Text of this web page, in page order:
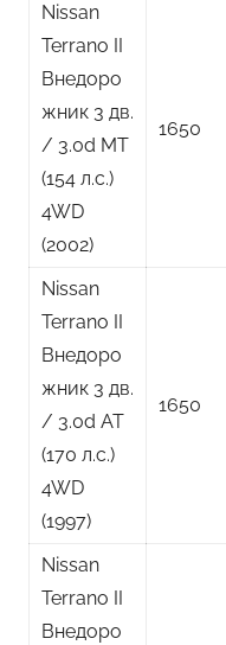
Nissan
Terrano II
Внедоро
жник 3 дв.
/ 3.0d MT
(154 л.с.)
4WD
(2002)
1650
Nissan
Terrano II
Внедоро
жник 3 дв.
/ 3.0d AT
(170 л.с.)
4WD
(1997)
1650
Nissan
Terrano II
Внедоро